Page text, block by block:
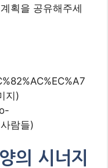
획을 공유해주세
지)
람들)
의 시너지